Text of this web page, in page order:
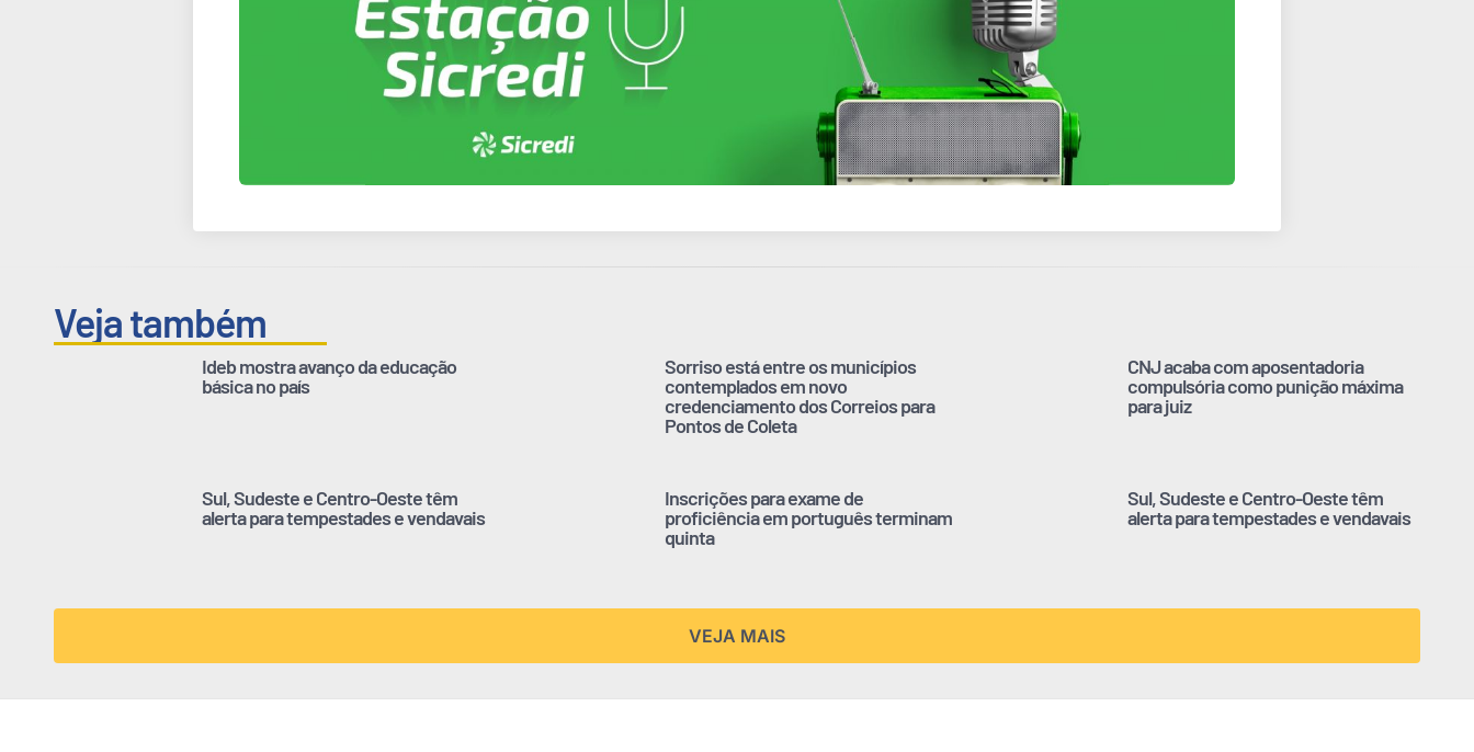
Veja também
Ideb mostra avanço da educação
básica no país
Sorriso está entre os municípios
contemplados em novo
credenciamento dos Correios para
Pontos de Coleta
CNJ acaba com aposentadoria
compulsória como punição máxima
para juiz
Sul, Sudeste e Centro-Oeste têm
alerta para tempestades e vendavais
Inscrições para exame de
proficiência em português terminam
quinta
Sul, Sudeste e Centro-Oeste têm
alerta para tempestades e vendavais
VEJA MAIS